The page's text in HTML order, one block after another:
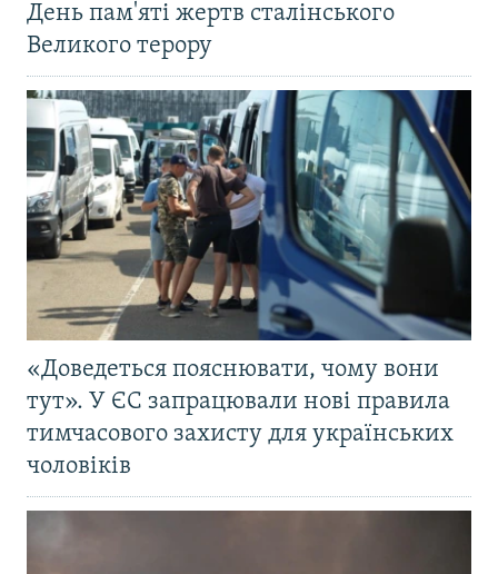
День пам'яті жертв сталінського
Великого терору
«Доведеться пояснювати, чому вони
тут». У ЄС запрацювали нові правила
тимчасового захисту для українських
чоловіків